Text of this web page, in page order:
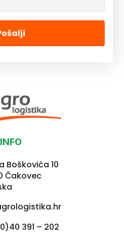
INFO
Boškovića 10
Čakovec
391 – 202